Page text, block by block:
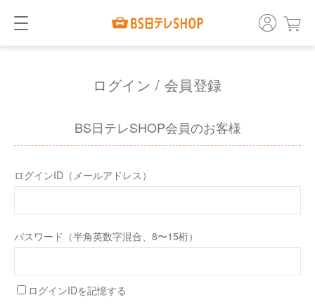
ログイン / 会員登録
BS日テレSHOP会員のお客様
ログインID（メールアドレス）
パスワード（半角英数字混合、8〜15桁）
ログインIDを記憶する